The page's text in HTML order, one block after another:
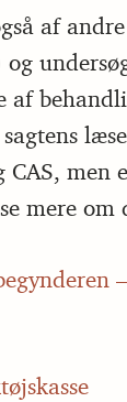
af
men
mere